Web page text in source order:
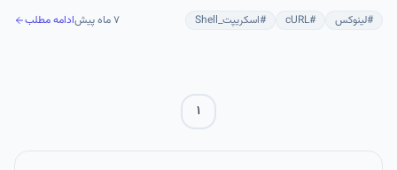
#لینوکس #
cURL
#اسکریپت_Shell ۷ ماه پیش ادامه مطلب
۱